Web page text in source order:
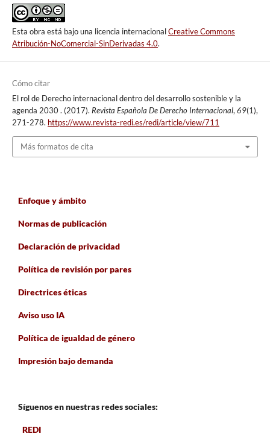
Esta obra está bajo una licencia internacionalCreative Commons
Atribución-NoComercial-SinDerivadas 4.0.
Cómo citar
El rol de Derecho internacional dentro del desarrollo sostenible y la
agenda 2030 . (2017). Revista Española De Derecho Internacional, 69(1),
271-278. https://www.revista-redi.es/redi/article/view/711
Más formatos de cita
Enfoque y ámbito
Normas de publicación
Declaración de privacidad
Política de revisión por pares
Directrices éticas
Aviso uso IA
Política de igualdad de género
Impresión bajo demanda
Síguenos en nuestras redes sociales:
REDI